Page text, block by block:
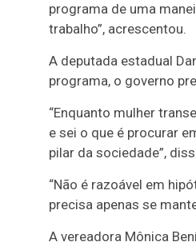
programa de uma
trabalho”, acrescentou.
A deputada estadual
programa, o governo
“Enquanto mulher
e sei o que é procurar
pilar da sociedade”,
“Não é razoável em
precisa apenas se
A vereadora Mônica